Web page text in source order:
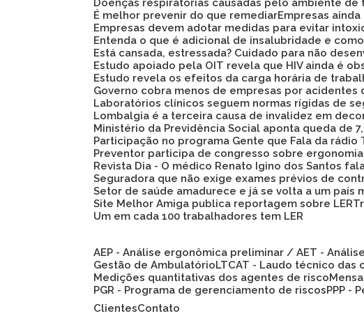
Doenças respiratórias causadas pelo ambiente de
É melhor prevenir do que remediar Empresas
Empresas devem adotar medidas para evitar
Entenda o que é adicional de insalubridade e
Está cansada, estressada? Cuidado para não
Estudo apoiado pela OIT revela que HIV ainda é
Estudo revela os efeitos da carga horária de
Governo cobra menos de empresas por
Laboratórios clínicos seguem normas rígidas de
Lombalgia é a terceira causa de invalidez em
Ministério da Previdência Social aponta queda de
Participação no programa Gente que Fala da rádio
Preventor participa de congresso sobre
Revista Dia - O médico Renato Igino dos Santos
Seguradora que não exige exames prévios de
Setor de saúde amadurece e já se volta a um país
Site Melhor Amiga publica reportagem sobre LER
Um em cada 100 trabalhadores tem LER
AEP - Análise ergonômica preliminar / AET -
Gestão de Ambulatório LTCAT - Laudo técnico
Medições quantitativas dos agentes de risco
PGR - Programa de gerenciamento de riscos
PPP
Clientes
Contato